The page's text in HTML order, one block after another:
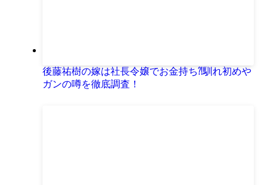
後藤祐樹の嫁は社長令嬢でお金持ち⁈馴れ初めや
ガンの噂を徹底調査！